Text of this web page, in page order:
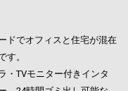
ドでオフィスと住宅が混在
す。
・TVモニター付きインタ